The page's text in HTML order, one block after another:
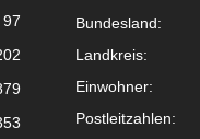
97
Bundesland:
Landkreis:
Einwohner:
Postleitzahlen: